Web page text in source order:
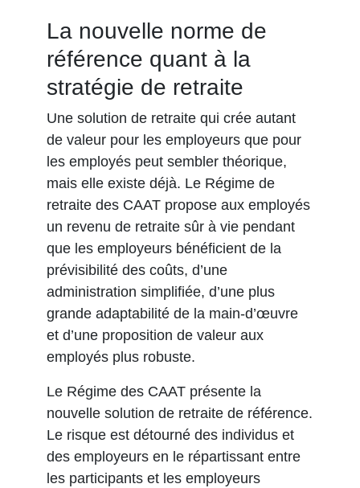
La nouvelle norme de
référence quant à la
stratégie de retraite
Une solution de retraite qui crée autant
de valeur pour les employeurs que pour
les employés peut sembler théorique,
mais elle existe déjà. Le Régime de
retraite des CAAT propose aux employés
un revenu de retraite sûr à vie pendant
que les employeurs bénéficient de la
prévisibilité des coûts, d’une
administration simplifiée, d’une plus
grande adaptabilité de la main-d’œuvre
et d’une proposition de valeur aux
employés plus robuste.
Le Régime des CAAT présente la
nouvelle solution de retraite de référence.
Le risque est détourné des individus et
des employeurs en le répartissant entre
les participants et les employeurs